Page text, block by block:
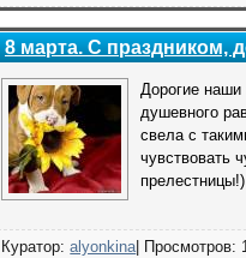
8 марта. С праздником,
Дорогие
душевного
свела с
чувствовать
прелестницы!)
Куратор:alyonkina| Просмотров: